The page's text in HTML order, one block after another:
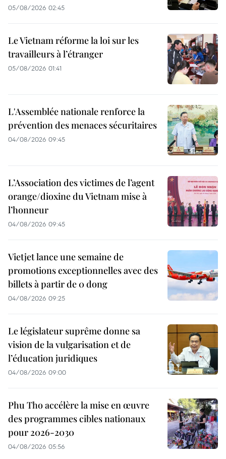
05/08/2026 02:45
Le Vietnam réforme la loi sur les
travailleurs à l’étranger
05/08/2026 01:41
L'Assemblée nationale renforce la
prévention des menaces sécuritaires
04/08/2026 09:45
L’Association des victimes de l’agent
orange/dioxine du Vietnam mise à
l’honneur
04/08/2026 09:45
Vietjet lance une semaine de
promotions exceptionnelles avec des
billets à partir de 0 dong
04/08/2026 09:25
Le législateur suprême donne sa
vision de la vulgarisation et de
l’éducation juridiques
04/08/2026 09:00
Phu Tho accélère la mise en œuvre
des programmes cibles nationaux
pour 2026-2030
04/08/2026 05:56